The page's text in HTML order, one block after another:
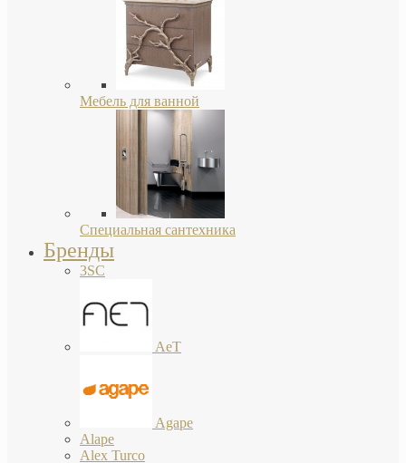
Мебель для ванной
Специальная сантехника
Бренды
3SC
AeT
Agape
Alape
Alex Turco